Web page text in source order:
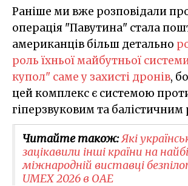
Раніше ми вже розповідали
операція "Павутина" стала
американців більш детально
роль їхньої майбутньої
купол" саме у захисті дронів,
цей комплекс є системою
гіперзвуковим та балістичним
Читайте також:Які
зацікавили інші країни на
міжнародній виставці
UMEX 2026 в ОАЕ